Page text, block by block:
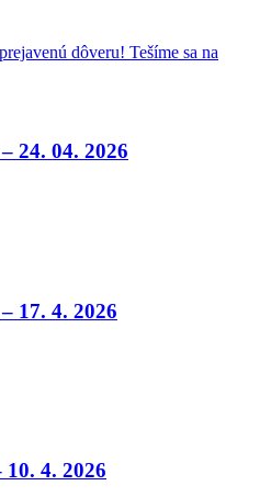
dôveru! Tešíme sa na
24. 04. 2026
17. 4. 2026
4. 2026